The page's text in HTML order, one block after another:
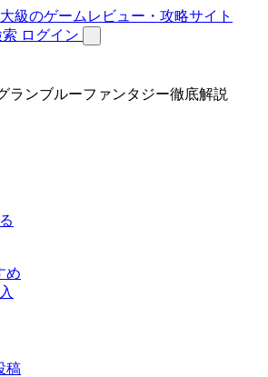
ログイン
ランブルーファンタジー徹底解説
め
稿